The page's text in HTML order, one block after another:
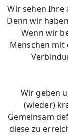
Wir sehen Ihre
Denn wir
Wenn wir
Menschen mit
Wir geben
(wieder)
Gemeinsam
diese zu